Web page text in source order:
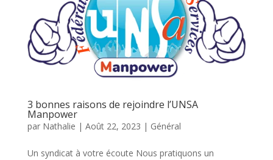
3 bonnes raisons de rejoindre l’UNSA
Manpower
par Nathalie | Août 22, 2023 | Général
Un syndicat à votre écoute Nous pratiquons un